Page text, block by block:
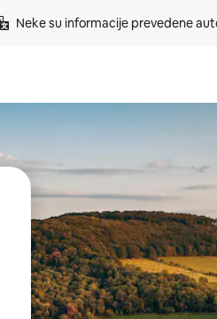
Neke su informacije prevedene